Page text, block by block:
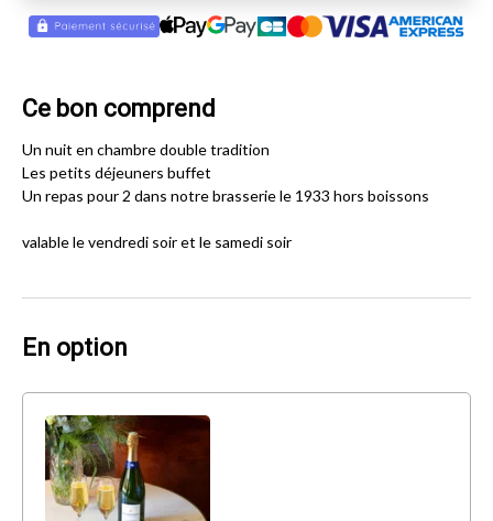
Ce bon comprend
Un nuit en chambre double tradition
Les petits déjeuners buffet
Un repas pour 2 dans notre brasserie le 1933 hors boissons
valable le vendredi soir et le samedi soir
En option